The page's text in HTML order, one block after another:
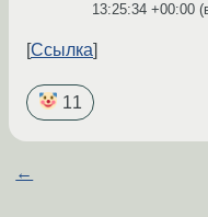
13:25:34 +00:00
Ссылка
11
←